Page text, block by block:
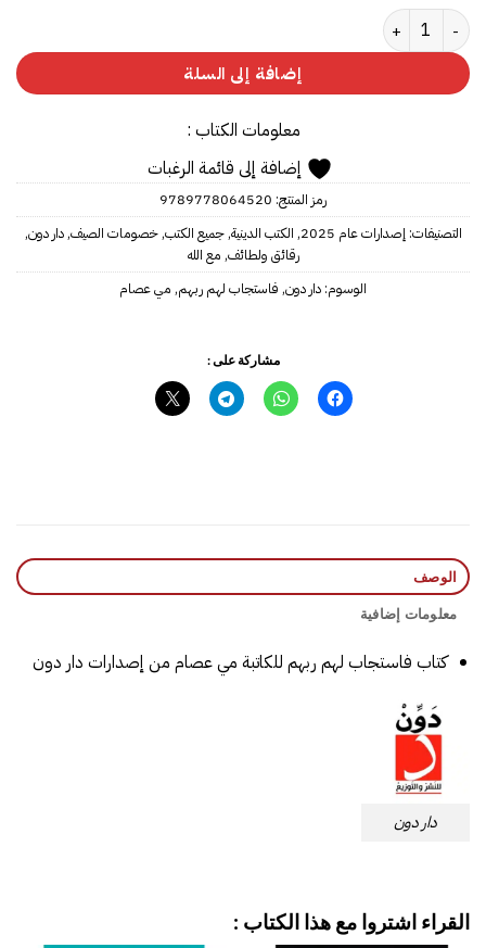
كمية فاستجاب لهم ربهم
إضافة إلى السلة
معلومات الكتاب :
إضافة إلى قائمة الرغبات
رمز المنتج: 9789778064520
التصنيفات:إصدارات عام 2025 , الكتب الدينية,جميع الكتب,خصومات الصيف,دار دون,
رقائق ولطائف, مع الله
الوسوم: دار دون, فاستجاب لهم ربهم, مي عصام
مشاركة على :
الوصف
معلومات إضافية
كتاب فاستجاب لهم ربهم للكاتبة مي عصام من إصدارات دار دون
دار دون
القراء اشتروا مع هذا الكتاب :